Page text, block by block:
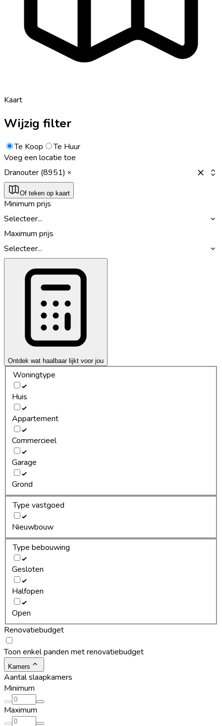
Kaart
Wijzig filter
Te Koop
Te Huur
Voeg een locatie toe
Dranouter (8951)
Of teken op kaart
Minimum prijs
Selecteer...
Maximum prijs
Selecteer...
Ontdek wat haalbaar lijkt voor jou
Woningtype
Huis
Appartement
Commercieel
Garage
Grond
Type vastgoed
Nieuwbouw
Type bebouwing
Gesloten
Halfopen
Open
Renovatiebudget
Toon enkel panden met renovatiebudget
Kamers
Aantal slaapkamers
Minimum
Maximum